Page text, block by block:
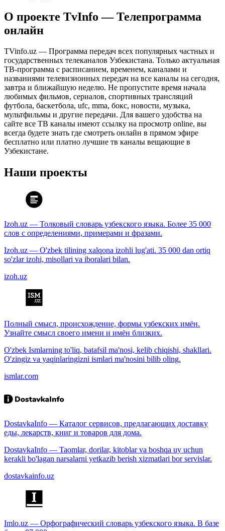
О проекте TvInfo — Телепрограмма
онлайн
TVinfo.uz — Программа передач всех популярных частных и
государственных телеканалов Узбекистана. Только актуальная
ТВ-программа с расписанием, временем, каналами и
названиями телевизионных передач на все каналы на сегодня,
завтра и ближайшую неделю. Не пропустите время начала
любимых фильмов, сериалов, спортивных трансляций
футбола, баскетбола, ufc, mma, бокс, новости, музыка,
мультфильмы и другие передачи. Для вашего удобства на
сайте все ТВ каналы имеют ссылку на просмотр online, вы
всегда будете знать где смотреть онлайн в прямом эфире
бесплатно или платно лучшие тв каналы вещающие в
Узбекистане.
Наши проекты
Izoh.uz — Толковый словарь узбекского языка. Более 35 000
слов с определениями, примерами и фразами.
Izoh.uz — O'zbek tilining xalqona izohli lug'ati. 35 000 dan ortiq
so'zlar izohi, misollari va iboralari bilan.
izoh.uz
Полный смысл, происхождение, формы узбекских имён.
Узнайте смысл своего имени и имён близких.
O'zbek Ismlarning to'liq, batafsil ma'nosi, kelib chiqishi, shakllari.
O'zingiz va yaqinlaringizni ismlari ma'nosini bilib oling.
ismlar.com
DostavkaInfo — Каталог сервисов, предлагающих доставку
еды, лекарств, книг и товаров для дома.
DostavkaInfo — Taomlar, dorilar, kitoblar va boshqa uy uchun
kerakli bo'lagan narsalarni yetkazib berish xizmatlari bor servislar.
dostavkainfo.uz
Imlo.uz — Орфографический словарь узбекского языка. В базе